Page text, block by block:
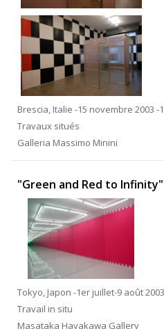
Brescia, Italie -15 novembre 2003 -
Travaux situés
Galleria Massimo Minini
"Green and Red to Infinity"
Tokyo, Japon -1er juillet-9 août 2003
Travail in situ
Masataka Hayakawa Gallery